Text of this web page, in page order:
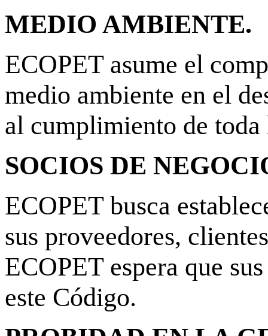
MEDIO AMBIENTE.
ECOPET asume el
medio ambiente en el
al cumplimiento de
SOCIOS DE
ECOPET busca
sus proveedores,
ECOPET espera que
este Código.